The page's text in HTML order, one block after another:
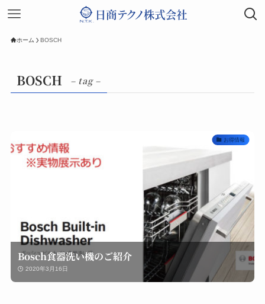
ホーム BOSCH
BOSCH – tag –
お得情報
Bosch食器洗い機のご紹介
2020年3月16日